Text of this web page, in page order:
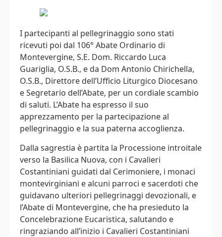
I partecipanti al pellegrinaggio sono stati
ricevuti poi dal 106° Abate Ordinario di
Montevergine, S.E. Dom. Riccardo Luca
Guariglia, O.S.B., e da Dom Antonio Chirichella,
O.S.B., Direttore dell’Ufficio Liturgico Diocesano
e Segretario dell’Abate, per un cordiale scambio
di saluti. L’Abate ha espresso il suo
apprezzamento per la partecipazione al
pellegrinaggio e la sua paterna accoglienza.
Dalla sagrestia è partita la Processione introitale
verso la Basilica Nuova, con i Cavalieri
Costantiniani guidati dal Cerimoniere, i monaci
montevirginiani e alcuni parroci e sacerdoti che
guidavano ulteriori pellegrinaggi devozionali, e
l’Abate di Montevergine, che ha presieduto la
Concelebrazione Eucaristica, salutando e
ringraziando all’inizio i Cavalieri Costantiniani